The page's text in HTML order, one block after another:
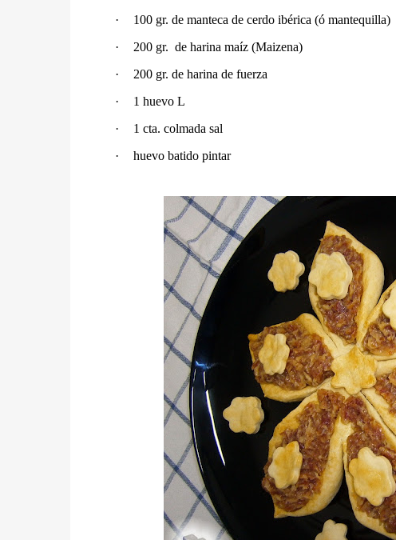
·
100 gr. de manteca de cerdo ibérica (ó mantequilla)
·
200 gr. de harina maíz (Maizena)
·
200 gr. de harina de fuerza
·
1 huevo L
·
1 cta. colmada sal
·
huevo batido pintar